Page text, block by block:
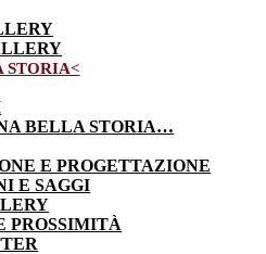
STORIA<
BELLA STORIA…
E PROGETTAZIONE
E SAGGI
PROSSIMITÀ